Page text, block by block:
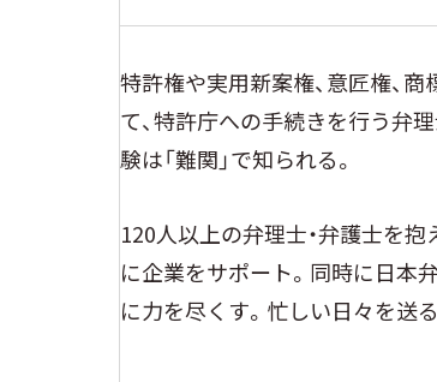
特許権や実用新案権、意匠権、
て、特許庁への手続きを行う弁
験は「難関」で知られる。
120人以上の弁理士・弁護士を抱
に企業をサポート。同時に日本
に力を尽くす。忙しい日々を送